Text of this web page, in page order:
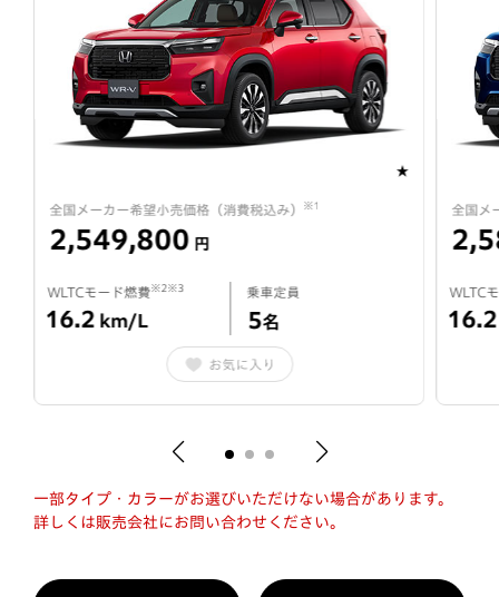
★
全国メーカー希望小売価格（消費税込み） ※1
2,549,800 円
WLTCモード燃費※2※3
16.2 km/L
乗車定員
5名
お気に入り
全国メ
WLTC
16.2
一部タイプ・カラーがお選びいただけない場合があります。
詳しくは販売会社にお問い合わせください。